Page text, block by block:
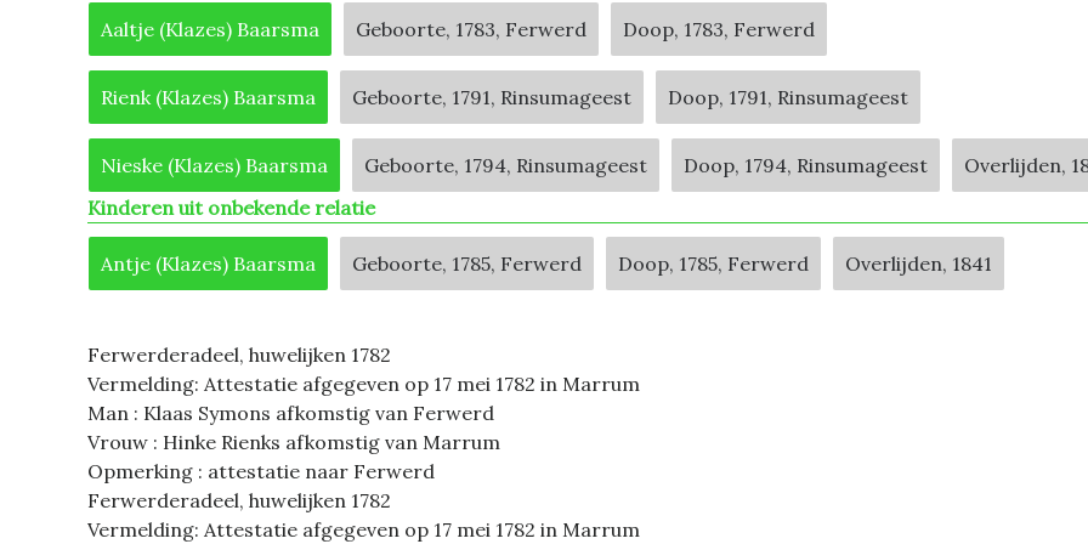
Aaltje (Klazes) Baarsma Geboorte, 1783, Ferwerd Doop, 1783, Ferwerd
Rienk (Klazes) Baarsma Geboorte, 1791, Rinsumageest Doop, 1791, Rinsumageest
Nieske (Klazes) Baarsma Geboorte, 1794, Rinsumageest Doop, 1794, Rinsumageest
Overlijden,
Kinderen uit onbekende relatie
Antje (Klazes) Baarsma Geboorte, 1785, Ferwerd Doop, 1785, Ferwerd Overlijden, 1841
Ferwerderadeel, huwelijken 1782
Vermelding: Attestatie afgegeven op 17 mei 1782 in Marrum
Man : Klaas Symons afkomstig van Ferwerd
Vrouw : Hinke Rienks afkomstig van Marrum
Opmerking : attestatie naar Ferwerd
Ferwerderadeel, huwelijken 1782
Vermelding: Attestatie afgegeven op 17 mei 1782 in Marrum